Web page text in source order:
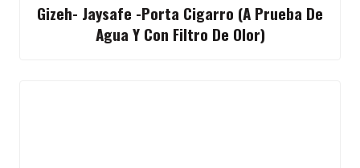
Gizeh- Jaysafe -Porta Cigarro (A Prueba De
Agua Y Con Filtro De Olor)